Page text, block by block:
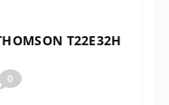
T22E32H
0